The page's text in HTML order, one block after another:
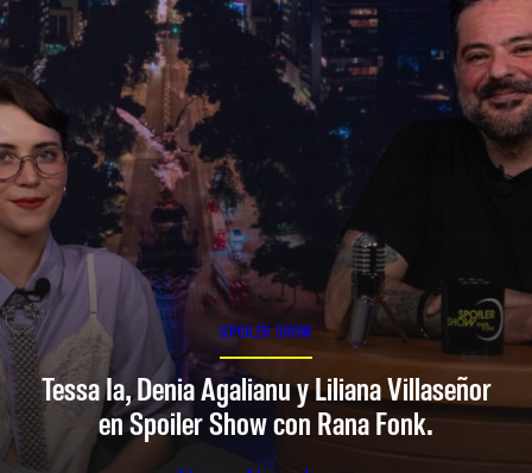
SPOILER SHOW
Tessa Ia, Denia Agalianu y Liliana Villaseñor
en Spoiler Show con Rana Fonk.